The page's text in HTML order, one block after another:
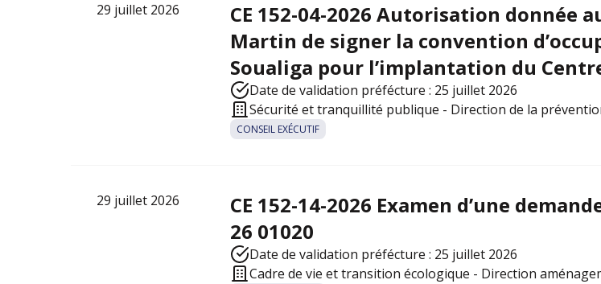
29 juillet 2026
CE 152-04-2026 Autorisation donnée
Martin de signer la convention
Soualiga pour l’implantation du
Date de validation préfécture : 25 juillet 2026
Sécurité et tranquillité publique - Direction de la
CONSEIL EXÉCUTIF
29 juillet 2026
CE 152-14-2026 Examen d’une
26 01020
Date de validation préfécture : 25 juillet 2026
Cadre de vie et transition écologique - Direction